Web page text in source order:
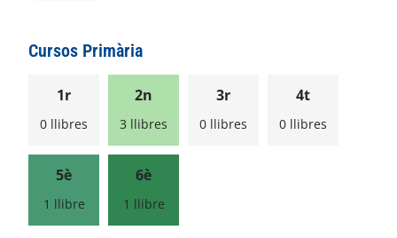
Cursos Primària
1r
0 llibres
2n
3 llibres
3r
0 llibres
4t
0 llibres
5è
1 llibre
6è
1 llibre